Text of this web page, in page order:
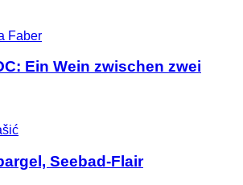
Ein Wein zwischen zwei
Seebad-Flair